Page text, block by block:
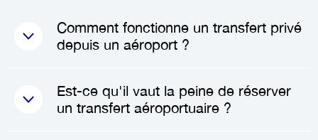
Comment fonctionne un transfert privé
depuis un aéroport ?
Lorsque vous réservez un
transfert privé, un chauffeur
Est-ce qu'il vaut la peine de réserver
un transfert aéroportuaire ?